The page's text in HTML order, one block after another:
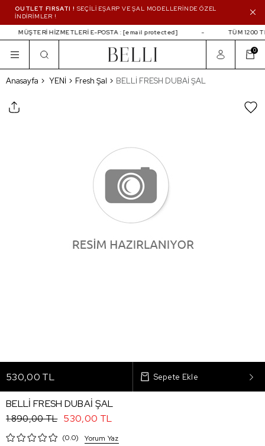
OUTLET FIRSATI ! SEÇİLİ EŞARP VE ŞAL MODELLERİNDE ÖZEL
İNDİRİMLER !
MÜŞTERİ HİZMETLERİ E-POSTA :[email protected] TÜM 1200
0
BELLİ FRESH DUBAİ ŞAL
Anasayfa YENİ Fresh Şal BELLİ FRESH DUBAİ ŞAL
530,00 TL
BELLİ FRESH DUBAİ ŞAL
1.890,00 TL 530,00 TL
0.0 Yorum Yaz